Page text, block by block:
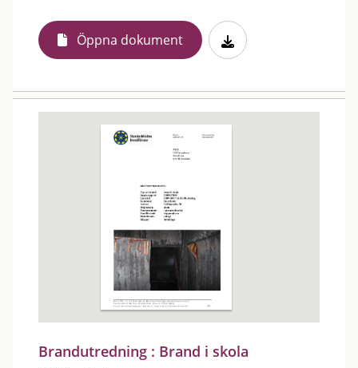
Öppna dokument
Brandutredning : Brand i skola